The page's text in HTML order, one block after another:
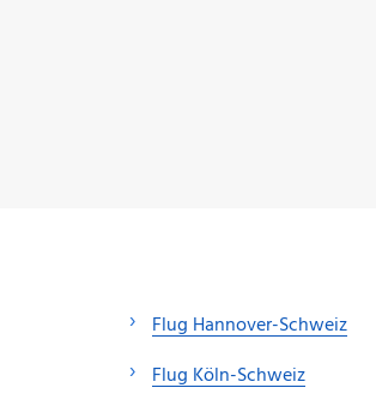
Flug Hannover-Schweiz
Flug Köln-Schweiz